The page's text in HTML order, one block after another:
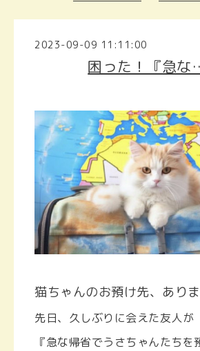
2023-09-09 11:11:00
困った！『急な
猫ちゃんのお預け先、あり
先日、久しぶりに会えた友人が
『急な帰省でうさちゃんたちを